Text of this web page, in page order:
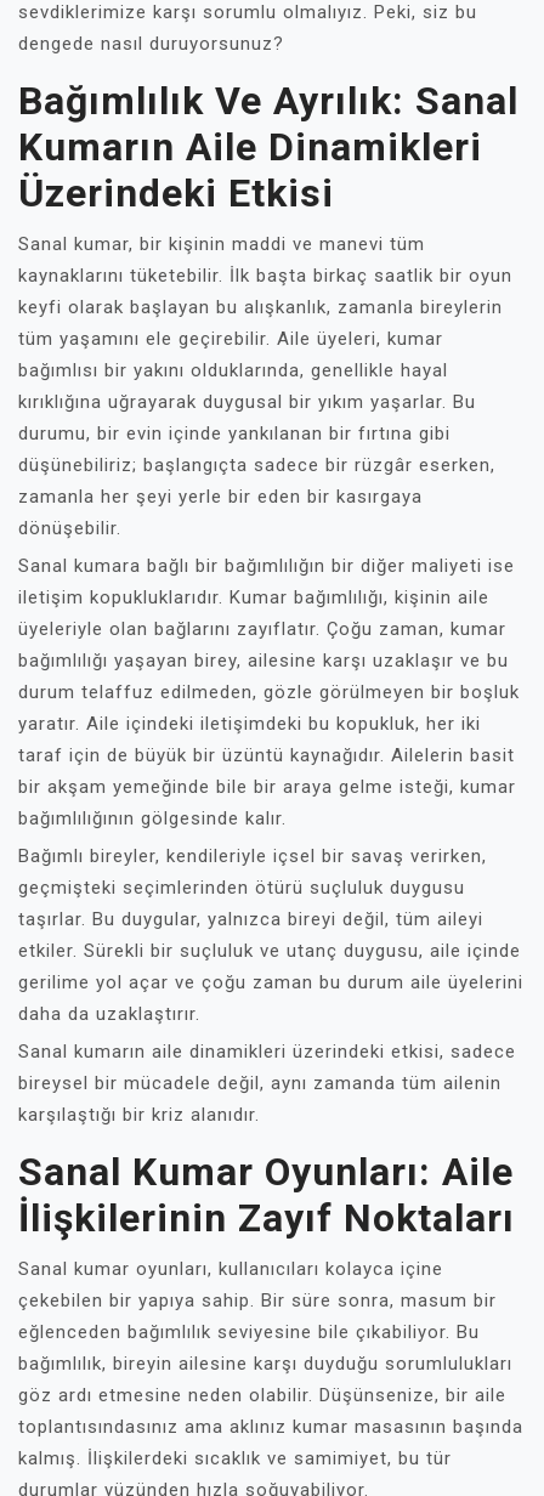
sevdiklerimize karşı sorumlu olmalıyız. Peki, siz bu
dengede nasıl duruyorsunuz?
Bağımlılık Ve Ayrılık: Sanal
Kumarın Aile Dinamikleri
Üzerindeki Etkisi
Sanal kumar, bir kişinin maddi ve manevi tüm
kaynaklarını tüketebilir. İlk başta birkaç saatlik bir oyun
keyfi olarak başlayan bu alışkanlık, zamanla bireylerin
tüm yaşamını ele geçirebilir. Aile üyeleri, kumar
bağımlısı bir yakını olduklarında, genellikle hayal
kırıklığına uğrayarak duygusal bir yıkım yaşarlar. Bu
durumu, bir evin içinde yankılanan bir fırtına gibi
düşünebiliriz; başlangıçta sadece bir rüzgâr eserken,
zamanla her şeyi yerle bir eden bir kasırgaya
dönüşebilir.
Sanal kumara bağlı bir bağımlılığın bir diğer maliyeti ise
iletişim kopukluklarıdır. Kumar bağımlılığı, kişinin aile
üyeleriyle olan bağlarını zayıflatır. Çoğu zaman, kumar
bağımlılığı yaşayan birey, ailesine karşı uzaklaşır ve bu
durum telaffuz edilmeden, gözle görülmeyen bir boşluk
yaratır. Aile içindeki iletişimdeki bu kopukluk, her iki
taraf için de büyük bir üzüntü kaynağıdır. Ailelerin basit
bir akşam yemeğinde bile bir araya gelme isteği, kumar
bağımlılığının gölgesinde kalır.
Bağımlı bireyler, kendileriyle içsel bir savaş verirken,
geçmişteki seçimlerinden ötürü suçluluk duygusu
taşırlar. Bu duygular, yalnızca bireyi değil, tüm aileyi
etkiler. Sürekli bir suçluluk ve utanç duygusu, aile içinde
gerilime yol açar ve çoğu zaman bu durum aile üyelerini
daha da uzaklaştırır.
Sanal kumarın aile dinamikleri üzerindeki etkisi, sadece
bireysel bir mücadele değil, aynı zamanda tüm ailenin
karşılaştığı bir kriz alanıdır.
Sanal Kumar Oyunları: Aile
İlişkilerinin Zayıf Noktaları
Sanal kumar oyunları, kullanıcıları kolayca içine
çekebilen bir yapıya sahip. Bir süre sonra, masum bir
eğlenceden bağımlılık seviyesine bile çıkabiliyor. Bu
bağımlılık, bireyin ailesine karşı duyduğu sorumlulukları
göz ardı etmesine neden olabilir. Düşünsenize, bir aile
toplantısındasınız ama aklınız kumar masasının başında
kalmış. İlişkilerdeki sıcaklık ve samimiyet, bu tür
durumlar yüzünden hızla soğuyabiliyor.